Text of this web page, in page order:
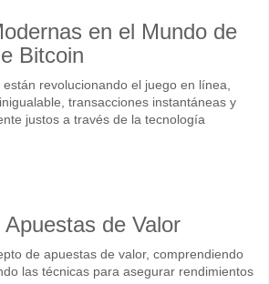
en el Mundo de
Bitcoin
revolucionando el juego en línea,
transacciones instantáneas y
justos a través de la tecnología
de Valor
de apuestas de valor, comprendiendo
las técnicas para asegurar rendimientos